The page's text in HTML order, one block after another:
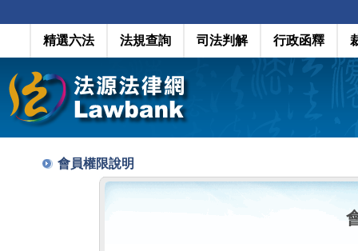
精選六法 法規查詢 司法判解 行政函釋
會員權限說明